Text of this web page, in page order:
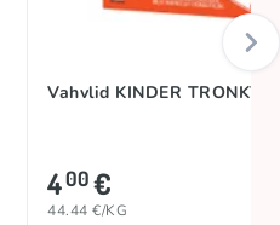
Vahvlid KINDER TRONKY,
400€
44.44 €/KG